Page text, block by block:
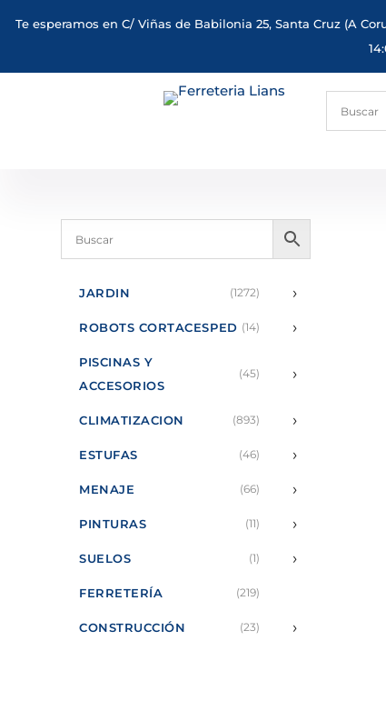
Te esperamos en C/ Viñas de Babilonia 25, Santa Cruz (A
JARDIN (1272) ›
ROBOTS CORTACESPED (14) ›
PISCINAS Y
ACCESORIOS
(45) ›
CLIMATIZACION (893) ›
ESTUFAS (46) ›
MENAJE (66) ›
PINTURAS (11) ›
SUELOS (1) ›
FERRETERÍA (219)
CONSTRUCCIÓN (23) ›